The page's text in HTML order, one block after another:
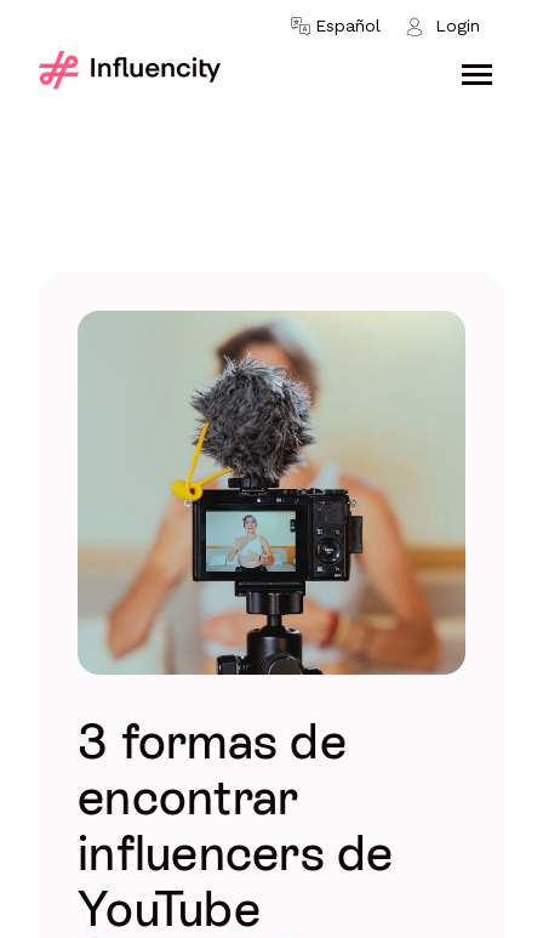
Español Login
Skip to content
3 formas de
encontrar
influencers de
YouTube